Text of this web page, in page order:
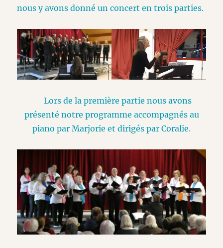
nous y avons donné un concert en trois parties.
Lors de la première partie nous avons
présenté notre programme accompagnés au
piano par Marjorie et dirigés par Coralie.